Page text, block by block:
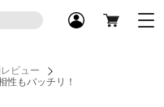
ビュー
性もバッチリ！